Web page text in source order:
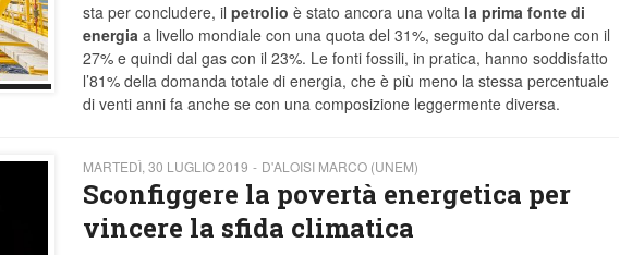
sta per concludere, il petrolio è stato ancora una volta la prima fonte di
energiaa livello mondiale con una quota del 31%, seguito dal carbone con il
27% e quindi dal gas con il 23%. Le fonti fossili, in pratica, hanno soddisfatto
l’81% della domanda totale di energia, che è più meno la stessa percentuale
di venti anni fa anche se con una composizione leggermente diversa.
MARTEDÌ, 30 LUGLIO 2019 D'ALOISI MARCO (UNEM)
Sconfiggere la povertà energetica per
vincere la sfida climatica